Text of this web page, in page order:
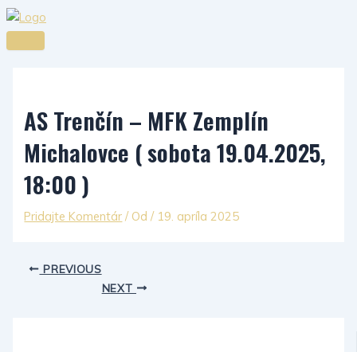
AS Trenčín – MFK Zemplín
Michalovce ( sobota 19.04.2025,
18:00 )
Pridajte Komentár / Od / 19. apríla 2025
PREVIOUS
NEXT